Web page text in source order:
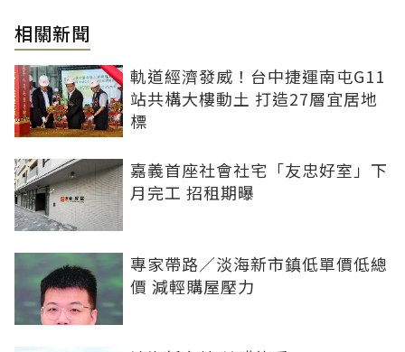
相關新聞
軌道經濟發威！台中捷運南屯G11
站共構大樓動土 打造27層宜居地
標
嘉義首座社會社宅「友忠好室」下
月完工 招租期曝
專家帶路／淡海新市鎮低單價低總
價 減輕購屋壓力